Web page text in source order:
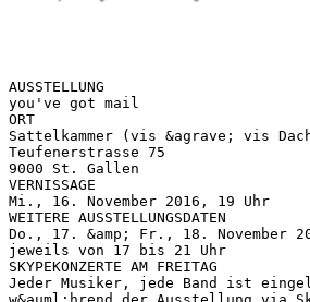
AUSSTELLUNG
you've got mail
ORT
Sattelkammer (vis &agrave; vis
Teufenerstrasse 75
9000 St. Gallen
VERNISSAGE
Mi., 16. November 2016, 19 Uhr
WEITERE AUSSTELLUNGSDATEN
Do., 17. &amp; Fr., 18. November
jeweils von 17 bis 21 Uhr
SKYPEKONZERTE AM FREITAG
Jeder Musiker, jede Band ist